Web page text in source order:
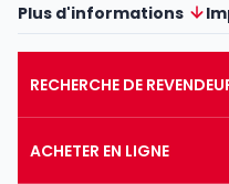
Plus d'informations
RECHERCHE DE
ACHETER EN LIGNE